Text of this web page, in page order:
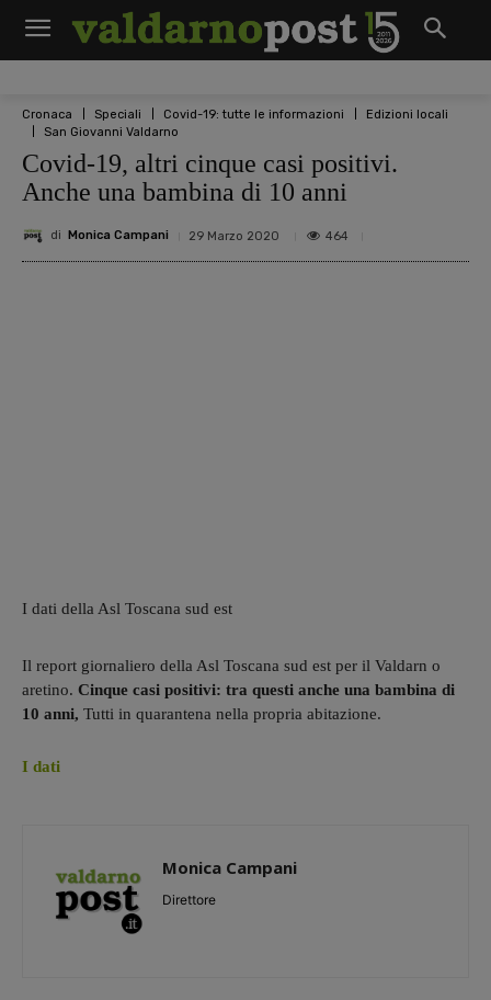
Cronaca Speciali Covid-19: tutte le informazioni
Edizioni locali
San Giovanni Valdarno
Covid-19, altri cinque casi positivi.
Anche una bambina di 10 anni
di Monica Campani 29 Marzo 2020 464
I dati della Asl Toscana sud est
Il report giornaliero della Asl Toscana sud est per il Valdarn o
aretino. Cinque casi positivi: tra questi anche una bambina di
10 anni, Tutti in quarantena nella propria abitazione.
I dati
Monica Campani
Direttore